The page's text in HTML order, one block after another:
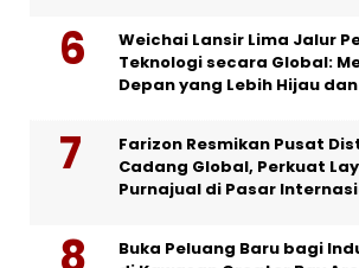
Weichai Lansir Lima Jalur
Teknologi secara Global:
Depan yang Lebih Hijau
Farizon Resmikan Pusat
Cadang Global, Perkuat
Purnajual di Pasar
Buka Peluang Baru bagi